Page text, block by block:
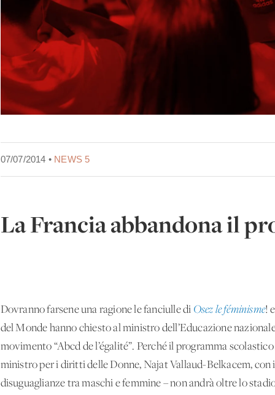
07/07/2014 • NEWS 5
La Francia abbandona il
Dovranno farsene una ragione le fanciulle di Osez le féminisme!
del Monde hanno chiesto al ministro dell’Educazione
movimento “Abcd de l’égalité”. Perché il programma
ministro per i diritti delle Donne, Najat Vallaud-Belkacem,
disuguaglianze tra maschi e femmine – non andrà oltre lo